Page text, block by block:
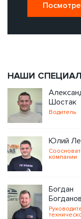
НАШИ
Шостак
Водитель
Юлий
компании
Богдан